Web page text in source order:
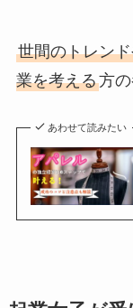
世間のトレン
業を考える方
あわせて読みたい